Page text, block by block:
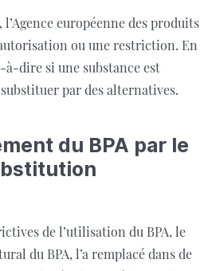
européenne des produits
ou une restriction. En
à-dire si une substance est
par des alternatives.
du BPA par le
de l’utilisation du BPA, le
du BPA, l’a remplacé dans de